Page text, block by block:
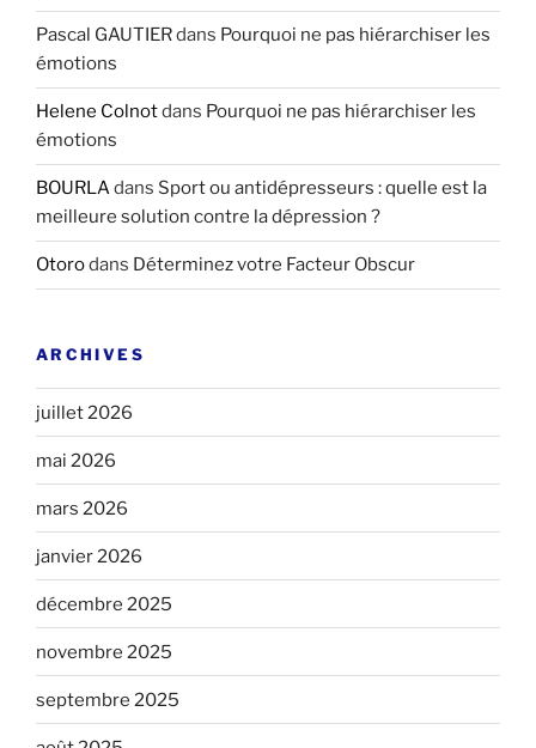
Pascal GAUTIERdans Pourquoi ne pas hiérarchiser les
émotions
Helene Colnotdans Pourquoi ne pas hiérarchiser les
émotions
BOURLAdans Sport ou antidépresseurs : quelle est la
meilleure solution contre la dépression ?
Otorodans Déterminez votre Facteur Obscur
ARCHIVES
juillet 2026
mai 2026
mars 2026
janvier 2026
décembre 2025
novembre 2025
septembre 2025